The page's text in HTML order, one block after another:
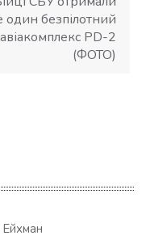
один безпілотний
авіакомплекс PD-2
(ФОТО)